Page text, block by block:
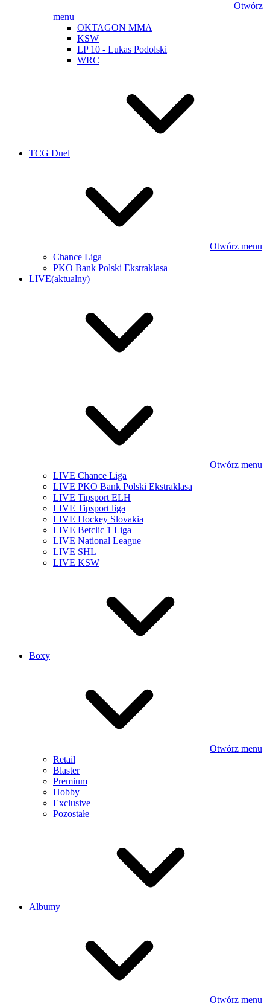
Otwórz
menu
OKTAGON MMA
KSW
LP 10 - Lukas Podolski
WRC
TCG Duel
Otwórz menu
Chance Liga
PKO Bank Polski Ekstraklasa
LIVE(aktualny)
Otwórz menu
LIVE Chance Liga
LIVE PKO Bank Polski Ekstraklasa
LIVE Tipsport ELH
LIVE Tipsport liga
LIVE Hockey Slovakia
LIVE Betclic 1 Liga
LIVE National League
LIVE SHL
LIVE KSW
Boxy
Otwórz menu
Retail
Blaster
Premium
Hobby
Exclusive
Pozostałe
Albumy
Otwórz menu